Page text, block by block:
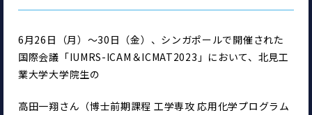
6月26日（月）～30日（金）、シンガポールで開催された
国際会議「IUMRS-ICAM＆ICMAT2023」において、北見工
業大学大学院生の
高田一翔さん（博士前期課程 工学専攻 応用化学プログラム